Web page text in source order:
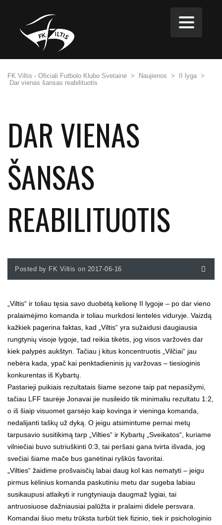
FK Viltis - Oficiali Futbolo Klubo Svetainė > Naujienos > II lyga >
Dar vienas šansas reabilituotis
DAR VIENAS
ŠANSAS
REABILITUOTIS
Posted by FK Viltis on 2017-06-16
„Viltis“ ir toliau tęsia savo duobėtą kelionę II lygoje – po dar vieno
pralaimėjimo komanda ir toliau murkdosi lentelės viduryje. Vaizdą
kažkiek pagerina faktas, kad „Viltis“ yra sužaidusi daugiausia
rungtynių visoje lygoje, tad reikia tikėtis, jog visos varžovės dar
kiek palypės aukštyn. Tačiau į kitus koncentruotis „Vilčiai“ jau
nebėra kada, ypač kai penktadieninis jų varžovas – tiesioginis
konkurentas iš Kybartų.
Pastarieji puikiais rezultatais šiame sezone taip pat nepasižymi,
tačiau LFF taurėje Jonavai jie nusileido tik minimaliu rezultatu 1:2,
o iš šiaip visuomet garsėjo kaip kovinga ir vieninga komanda,
nedalijanti taškų už dyką. O jeigu atsimintume pernai metų
tarpusavio susitikimą tarp „Vilties“ ir Kybartų „Sveikatos“, kuriame
vilniečiai buvo sutriuškinti 0:3, tai peršasi gana tvirta išvada, jog
svečiai šiame mače bus ganėtinai ryškūs favoritai.
„Vilties“ žaidime prošvaisčių labai daug kol kas nematyti – jeigu
pirmus kėlinius komanda paskutiniu metu dar sugeba labiau
susikaupusi atlaikyti ir rungtyniauja daugmaž lygiai, tai
antruosiuose dažniausiai palūžta ir pralaimi didele persvara.
Komandai šiuo metu trūksta turbūt tiek fizinio, tiek ir psichologinio